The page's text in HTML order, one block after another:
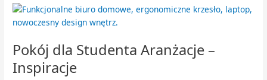
Pokój dla Studenta Aranżacje –
Inspiracje
Pokój
dla
Aranżacje
–
Inspiracje